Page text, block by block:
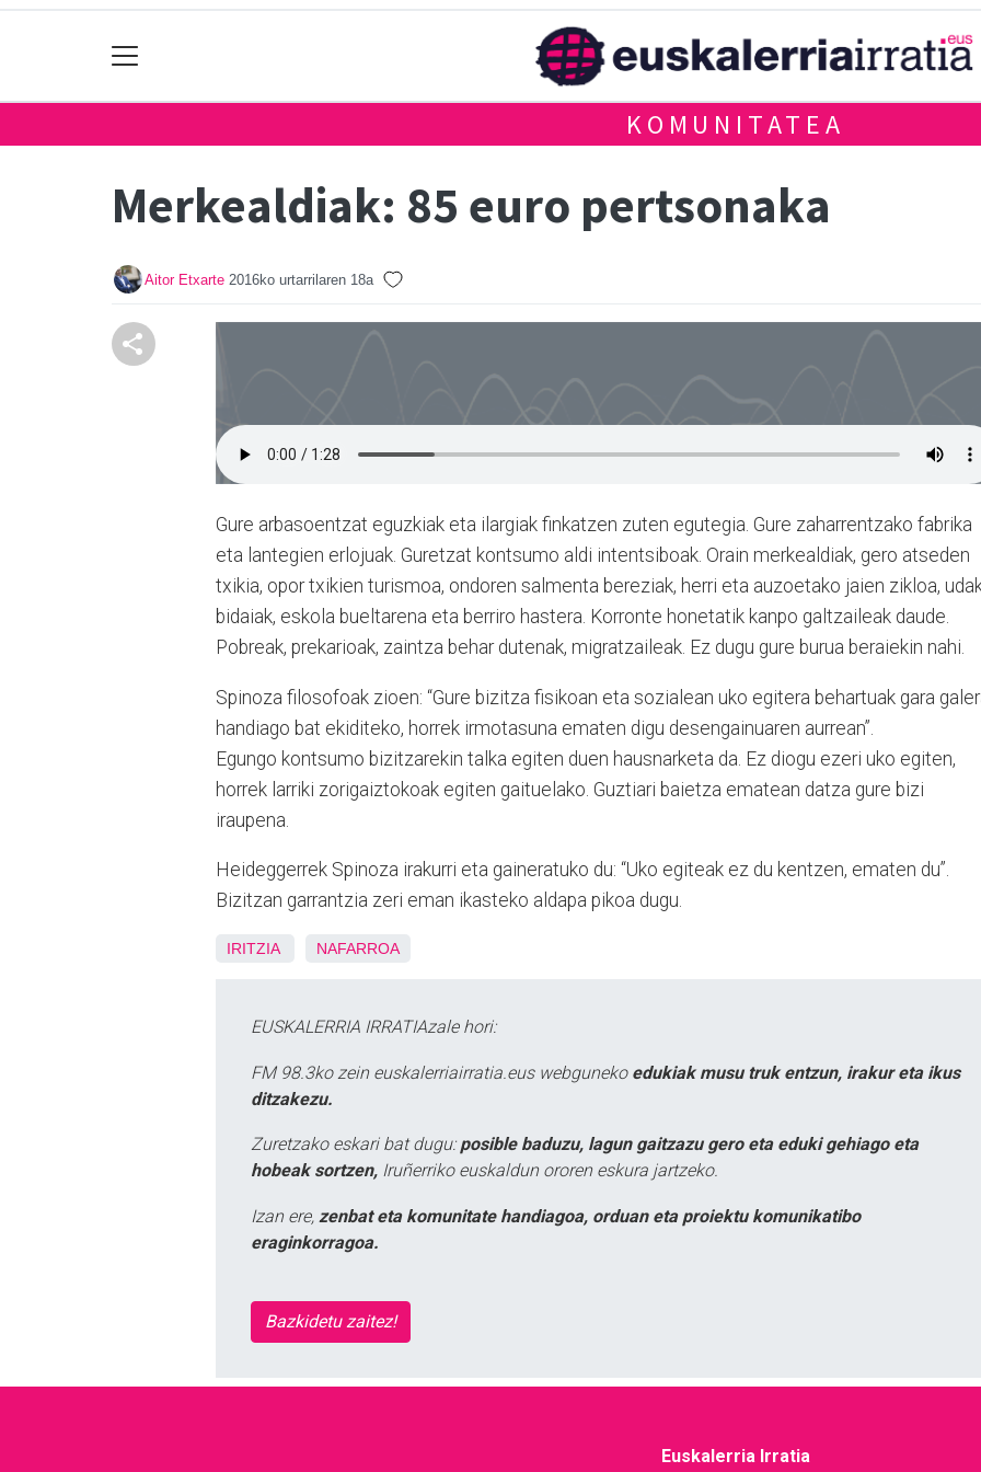
KOMUNITATEA
Merkealdiak: 85 euro pertsonaka
Aitor Etxarte 2016ko urtarrilaren 18a
Gure arbasoentzat eguzkiak eta ilargiak finkatzen zuten egutegia. Gure zaharrentzako fabrika
eta lantegien erlojuak. Guretzat kontsumo aldi intentsiboak. Orain merkealdiak, gero atseden
txikia, opor txikien turismoa, ondoren salmenta bereziak, herri eta auzoetako jaien zikloa,
bidaiak, eskola bueltarena eta berriro hastera. Korronte honetatik kanpo galtzaileak daude.
Pobreak, prekarioak, zaintza behar dutenak, migratzaileak. Ez dugu gure burua beraiekin nahi.
Spinoza filosofoak zioen: “Gure bizitza fisikoan eta sozialean uko egitera behartuak gara
handiago bat ekiditeko, horrek irmotasuna ematen digu desengainuaren aurrean”.
Egungo kontsumo bizitzarekin talka egiten duen hausnarketa da. Ez diogu ezeri uko egiten,
horrek larriki zorigaiztokoak egiten gaituelako. Guztiari baietza ematean datza gure bizi
iraupena.
Heideggerrek Spinoza irakurri eta gaineratuko du: “Uko egiteak ez du kentzen, ematen du”.
Bizitzan garrantzia zeri eman ikasteko aldapa pikoa dugu.
IRITZIA NAFARROA
EUSKALERRIA IRRATIAzale hori:
FM 98.3ko zein euskalerriairratia.eus webguneko edukiak musu truk entzun, irakur eta ikus
ditzakezu.
Zuretzako eskari bat dugu: posible baduzu, lagun gaitzazu gero eta eduki gehiago eta
hobeak sortzen, Iruñerriko euskaldun ororen eskura jartzeko.
Izan ere, zenbat eta komunitate handiagoa, orduan eta proiektu komunikatibo
eraginkorragoa.
Bazkidetu zaitez!
Euskalerria Irratia